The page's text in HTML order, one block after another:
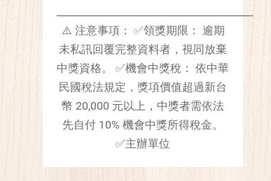
⚠️ 注意事項： ✅領獎期限： 逾期
未私訊回覆完整資料者，視同放棄
中獎資格。 ✅機會中獎稅： 依中華
民國稅法規定，獎項價值超過新台
幣 20,000 元以上，中獎者需依法
先自付 10% 機會中獎所得稅金。
✅主辦單位